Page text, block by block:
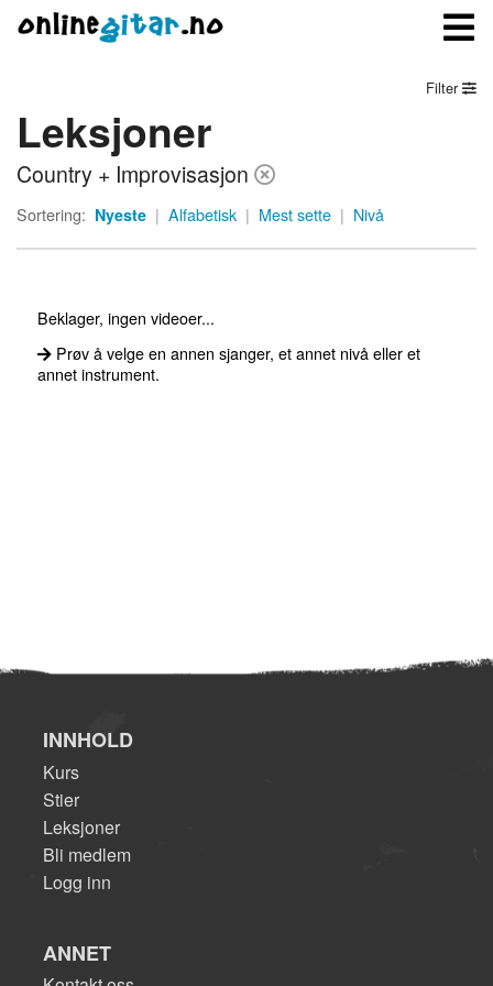
Meny
Logg inn
Filter
Leksjoner
Country + Improvisasjon
Sortering: Nyeste | Alfabetisk | Mest sette | Nivå
Beklager, ingen videoer...
Prøv å velge en annen sjanger, et annet nivå eller et
annet instrument.
INNHOLD
Kurs
Stier
Leksjoner
Bli medlem
Logg inn
ANNET